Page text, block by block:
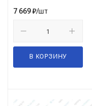
7 669₽/шт
В КОРЗИНУ